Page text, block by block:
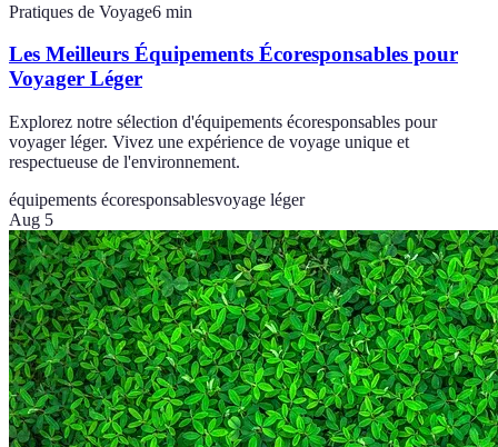
Pratiques de Voyage6 min
Les Meilleurs Équipements Écoresponsables pour
Voyager Léger
Explorez notre sélection d'équipements écoresponsables pour
voyager léger. Vivez une expérience de voyage unique et
respectueuse de l'environnement.
équipements écoresponsablesvoyage léger
Aug 5